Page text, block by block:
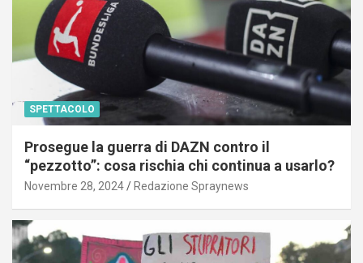
SPETTACOLO
Prosegue la guerra di DAZN contro il
“pezzotto”: cosa rischia chi continua a usarlo?
Novembre 28, 2024 Redazione Spraynews